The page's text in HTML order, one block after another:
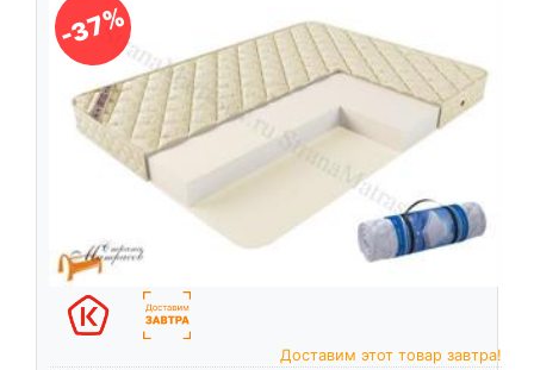
-37%
Доставим этот товар завтра!